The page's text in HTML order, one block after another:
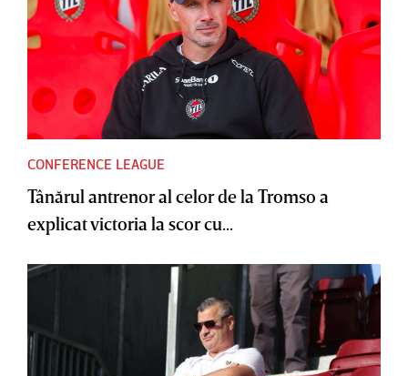
CONFERENCE LEAGUE
Tânărul antrenor al celor de la Tromso a
explicat victoria la scor cu...